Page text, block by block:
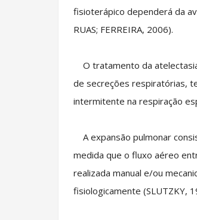
fisioterápico dependerá da
RUAS; FERREIRA, 2006).
O tratamento da
de secreções respiratórias,
intermitente na respiração
A expansão pulmonar
medida que o fluxo aéreo
realizada manual e/ou
fisiologicamente (SLUTZKY,